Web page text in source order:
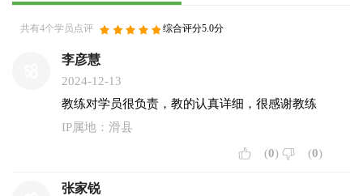
共有4个学员点评 综合评分5.0分
李彦慧
2024-12-13
教练对学员很负责，教的认真详细，很感谢教练
IP属地：滑县
(0) (0)
张家锐